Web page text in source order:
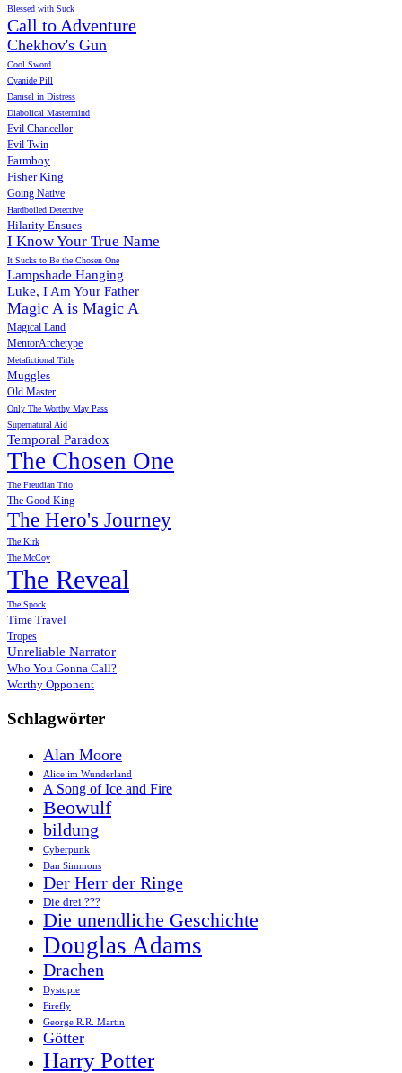
Blessed with Suck
Call to Adventure
Chekhov's Gun
Cool Sword
Cyanide Pill
Damsel in Distress
Diabolical Mastermind
Evil Chancellor
Evil Twin
Farmboy
Fisher King
Going Native
Hardboiled Detective
Hilarity Ensues
I Know Your True Name
It Sucks to Be the Chosen One
Lampshade Hanging
Luke, I Am Your Father
Magic A is Magic A
Magical Land
MentorArchetype
Metafictional Title
Muggles
Old Master
Only The Worthy May Pass
Supernatural Aid
Temporal Paradox
The Chosen One
The Freudian Trio
The Good King
The Hero's Journey
The Kirk
The McCoy
The Reveal
The Spock
Time Travel
Tropes
Unreliable Narrator
Who You Gonna Call?
Worthy Opponent
Schlagwörter
Alan Moore
Alice im Wunderland
A Song of Ice and Fire
Beowulf
bildung
Cyberpunk
Dan Simmons
Der Herr der Ringe
Die drei ???
Die unendliche Geschichte
Douglas Adams
Drachen
Dystopie
Firefly
George R.R. Martin
Götter
Harry Potter